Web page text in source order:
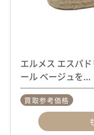
エルメス エスパ
ール ベージュを...
買取参考価格